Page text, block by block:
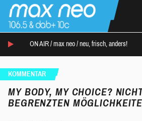
ON AIR / max neo / neu, frisch, anders!
KOMMENTAR
MY BODY, MY CHOICE?
BEGRENZTEN